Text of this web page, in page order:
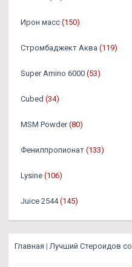
Ирон масс (150)
Стромбаджект Аква (119)
Super Amino 6000 (53)
Cubed (34)
MSM Powder (80)
Фенилпропионат (133)
Lysine (106)
Juice 2544 (145)
Главная |Лучший Стероидов